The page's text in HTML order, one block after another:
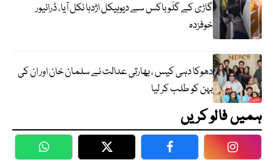
گاڑی کے گلَو باکس سے دیوہیکل اژدہا نکل آیا، ڈرائیور
خوفزدہ
دھوکا دہی کیس ، بھارتی عدالت نے سلمان خان اور ان کی
بہن کو طلب کر لیا
ہمیں فالو کریں
WhatsApp Twitter Facebook